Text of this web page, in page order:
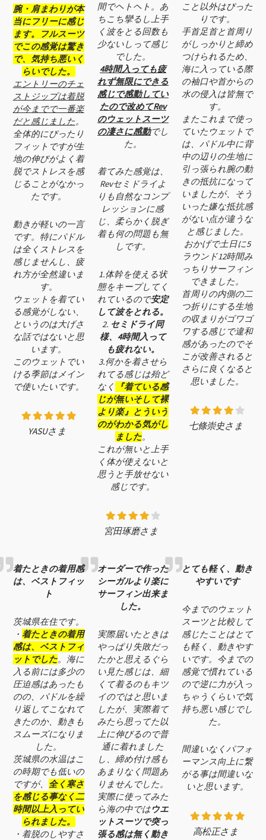
腕・肩まわりが本
当にフリーに感じ
ます。フルスーツ
でこの感覚は驚き
で、気持ち悪いく
らいでした。
エントリーのチェ
ストジップは着脱
が今までで一番楽
だと感じました。
全体的にぴったり
フィットですが生
地の伸びがよく着
脱でストレスを感
じることがなかっ
たです。
動きが軽いの一言
です。特にパドル
は全くストレスを
感じませんし、疲
れ方が全然違いま
す。
ウェットを着てい
る感覚がしない、
というのは大げさ
な話ではないと思
います。
このウェットでい
ける季節はメイン
で使いたいです。
YASUさま
間でヘトヘト。あ
ちこち攣るし上手
く波をとる回数も
少ないしって感じ
でした。
4時間入っても疲
れず無限にできる
感じで感動してい
たので改めてRev
のウェットスーツ
の凄さに感動でし
た。
着てみた感覚は、
Revセミドライよ
りも自然なコンプ
レッションに感
じ、柔らかく脱ぎ
着も何の問題も無
しです。
1.体幹を使える状
態をキープしてく
れているので安定
して波をとれる。
2. セミドライ同
様、4時間入って
も疲れない。
3.何かを着させら
れてる感じは殆ど
なく
『着ている感
じが無いそして裸
より楽』とういう
のがわかる気がし
ました。
これが無いと上手
く体が使えないと
思うと手放せない
感じです。
宮田琢磨さま
こと以外はぴった
りです。
手首足首と首周り
がしっかりと締め
つけられるため、
海に入っている際
の袖口や首からの
水の侵入は皆無で
す。
またこれまで使っ
ていたウェットで
は、パドル中に背
中の辺りの生地に
引っ張られ腕の動
きの抵抗になって
いましたが、そう
いった嫌な抵抗感
がない点が違うな
と感じました。
おかげで土日に5
ラウンド12時間み
っちりサーフィン
できました。
首周りの内側の二
つ折りにする生地
の収まりがゴワゴ
ワする感じで違和
感があったのでそ
こが改善されると
さらに良くなると
思いました。
七條崇史さま
着たときの着用感
は、ベストフィッ
ト
茨城県在住です。
・ 着たときの着用
感は、ベストフィ
ットでした。海に
入る前には多少の
圧迫感はあったも
のの、パドルを繰
り返してこなれて
きたのか、動きも
スムーズになりま
した。
茨城県の水温はこ
の時期でも低いの
ですが、 全く寒さ
を感じる事なく二
時間以上入ってい
られました。
・着脱のしやすさ
オーダーで作った
シーガルより楽に
サーフィン出来ま
した。
実際届いたときは
やっぱり失敗だっ
たかと思えるぐら
い見た感じは、細
くて着るのもキツ
イのではと思いま
したが、実際着て
みたら思ってた以
上に伸びるので普
通に着れました
し、締め付け感も
あまりなく問題あ
りませんでした。
実際に使ってみた
ら海の中ではウエ
ットスーツで突っ
張る感は無く動き
とても軽く、動き
やすいです
今までのウェット
スーツと比較して
感じたことはとて
も軽く、動きやす
いです。今までの
感覚で慣れている
ので逆に力が入っ
ちゃうくらいで気
持ち悪い感じでし
た。
間違いなくパフォ
ーマンス向上に繋
がる事は間違いな
いと思います。
高松正さま